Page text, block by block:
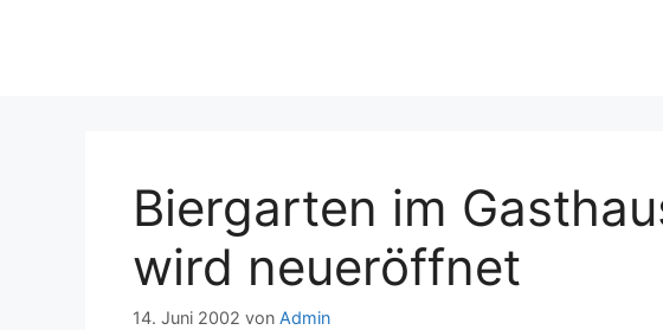
Biergarten im
wird neueröffnet
14. Juni 2002 von Admin